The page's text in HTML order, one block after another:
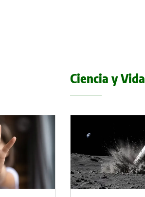
Ciencia y Vida